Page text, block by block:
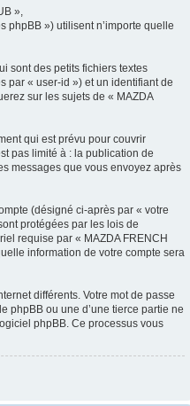
»,
phpBB ») utilisent n’importe quelle
sont des petits fichiers textes
par « user-id ») et un identifiant de
sur les sujets de « MAZDA
qui est prévu pour couvrir
pas limité à : la publication de
messages que vous envoyez après
(désigné ci-après par « votre
protégées par les lois de
requise par « MAZDA FRENCH
information de votre compte sera
différents. Votre mot de passe
phpBB ou une d’une tierce partie ne
phpBB. Ce processus vous